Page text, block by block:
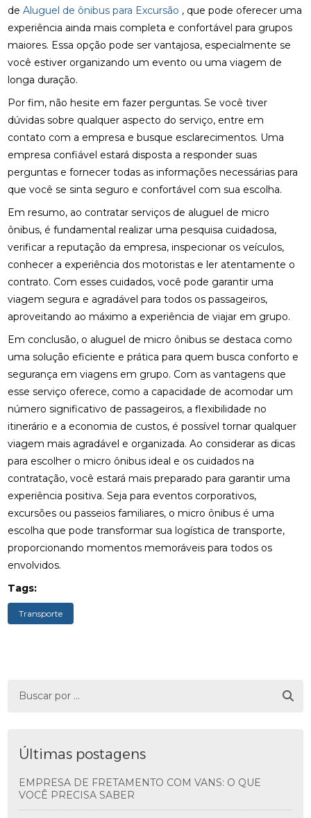
deAluguel de ônibus para Excursão , que pode oferecer uma
experiência ainda mais completa e confortável para grupos
maiores. Essa opção pode ser vantajosa, especialmente se
você estiver organizando um evento ou uma viagem de
longa duração.
Por fim, não hesite em fazer perguntas. Se você tiver
dúvidas sobre qualquer aspecto do serviço, entre em
contato com a empresa e busque esclarecimentos. Uma
empresa confiável estará disposta a responder suas
perguntas e fornecer todas as informações necessárias para
que você se sinta seguro e confortável com sua escolha.
Em resumo, ao contratar serviços de aluguel de micro
ônibus, é fundamental realizar uma pesquisa cuidadosa,
verificar a reputação da empresa, inspecionar os veículos,
conhecer a experiência dos motoristas e ler atentamente o
contrato. Com esses cuidados, você pode garantir uma
viagem segura e agradável para todos os passageiros,
aproveitando ao máximo a experiência de viajar em grupo.
Em conclusão, o aluguel de micro ônibus se destaca como
uma solução eficiente e prática para quem busca conforto e
segurança em viagens em grupo. Com as vantagens que
esse serviço oferece, como a capacidade de acomodar um
número significativo de passageiros, a flexibilidade no
itinerário e a economia de custos, é possível tornar qualquer
viagem mais agradável e organizada. Ao considerar as dicas
para escolher o micro ônibus ideal e os cuidados na
contratação, você estará mais preparado para garantir uma
experiência positiva. Seja para eventos corporativos,
excursões ou passeios familiares, o micro ônibus é uma
escolha que pode transformar sua logística de transporte,
proporcionando momentos memoráveis para todos os
envolvidos.
Tags:
Transporte
Últimas postagens
EMPRESA DE FRETAMENTO COM VANS: O QUE
VOCÊ PRECISA SABER